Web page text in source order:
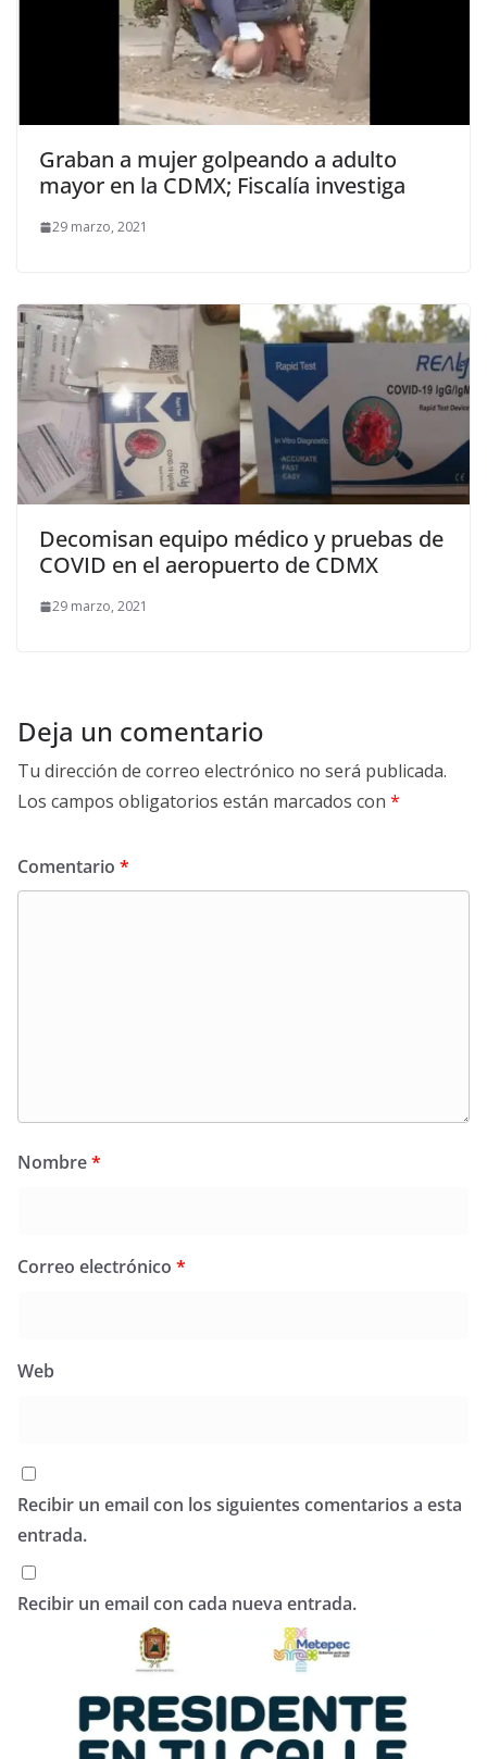
Graban a mujer golpeando a adulto
mayor en la CDMX; Fiscalía investiga
29 marzo, 2021
Decomisan equipo médico y pruebas de
COVID en el aeropuerto de CDMX
29 marzo, 2021
Deja un comentario
Tu dirección de correo electrónico no será publicada.
Los campos obligatorios están marcados con *
Comentario *
Nombre*
Correo electrónico *
Web
Recibir un email con los siguientes comentarios a esta
entrada.
Recibir un email con cada nueva entrada.